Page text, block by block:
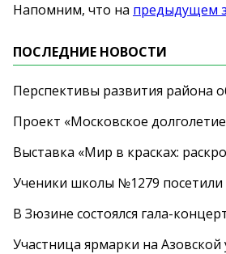
Напомним, что на предыдущем
ПОСЛЕДНИЕ НОВОСТИ
Перспективы развития района
Проект «Московское
Выставка «Мир в красках:
Ученики школы №1279
В Зюзине состоялся гала-
Участница ярмарки на